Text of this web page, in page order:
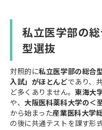
私立医学部の
型選抜
対照的に私立医学部の総合
入試」がほとんどであり、
ど多くありません。東海大
や、 大阪医科薬科大学の＜
から始まった産業医科大学
の後に共通テストを課す形